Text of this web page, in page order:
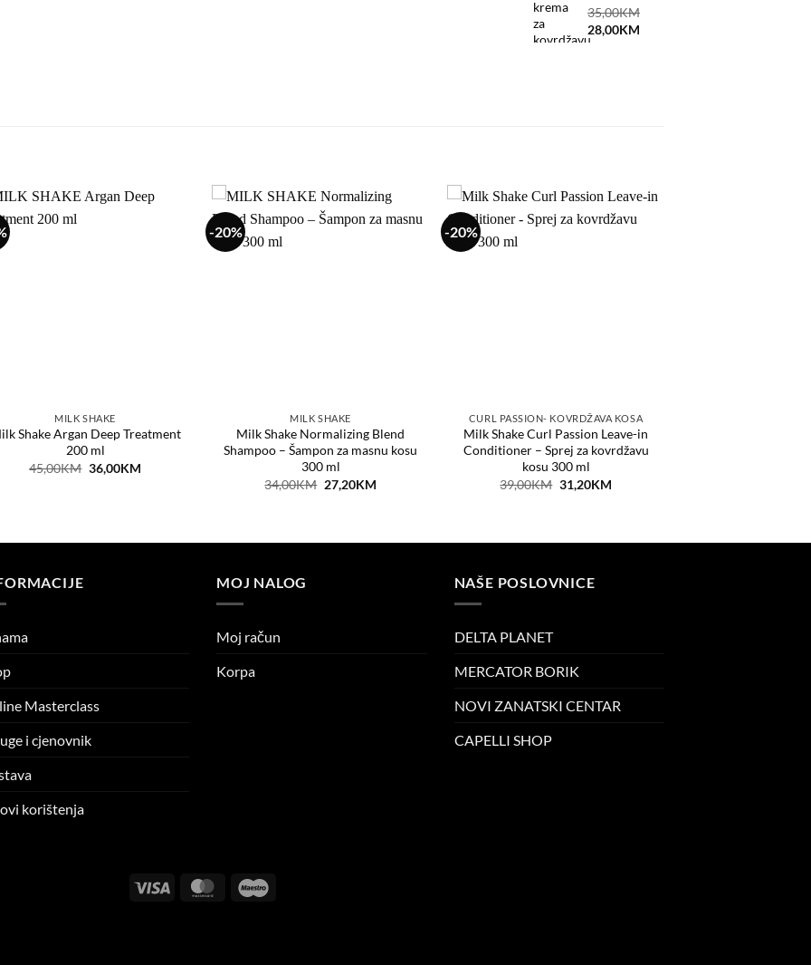
35,00KM
Original
price
28,00KM
MILK SHAKE
Shake Argan Deep Treatment
200 ml
45,00KM Original
price
36,00KMCurrent
-20%
MILK SHAKE
Milk Shake Normalizing Blend
Shampoo – Šampon za masnu kosu
300 ml
34,00KM Original
price
27,20KMCurrent
-20%
CURL PASSION- KOVRDŽAVA KOSA
Milk Shake Curl Passion Leave-in
Conditioner – Sprej za kovrdžavu
kosu 300 ml
39,00KM Original
price
31,20KMCurrent
Masterclass
i cjenovnik
korištenja
MOJ NALOG
Moj račun
Korpa
NAŠE POSLOVNICE
DELTA PLANET
MERCATOR BORIK
NOVI ZANATSKI CENTAR
CAPELLI SHOP
Visa MasterCard